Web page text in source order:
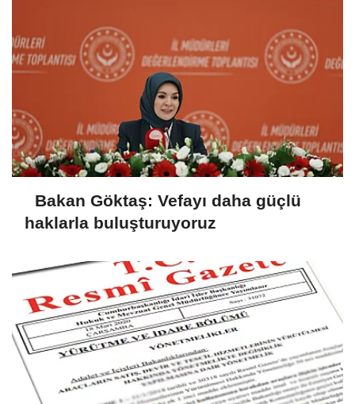
Bakan Göktaş: Vefayı daha güçlü
haklarla buluşturuyoruz